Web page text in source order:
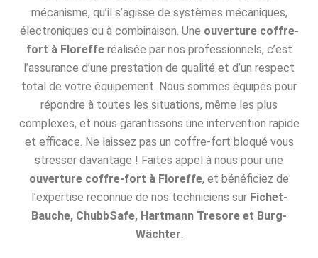
mécanisme, qu’il s’agisse de systèmes mécaniques,
électroniques ou à combinaison. Une ouverture coffre-
fort à Florefferéalisée par nos professionnels, c’est
l’assurance d’une prestation de qualité et d’un respect
total de votre équipement. Nous sommes équipés pour
répondre à toutes les situations, même les plus
complexes, et nous garantissons une intervention rapide
et efficace. Ne laissez pas un coffre-fort bloqué vous
stresser davantage ! Faites appel à nous pour une
ouverture coffre-fort à Floreffe, et bénéficiez de
l’expertise reconnue de nos techniciens sur Fichet-
Bauche, ChubbSafe, Hartmann Tresore et Burg-
Wächter.